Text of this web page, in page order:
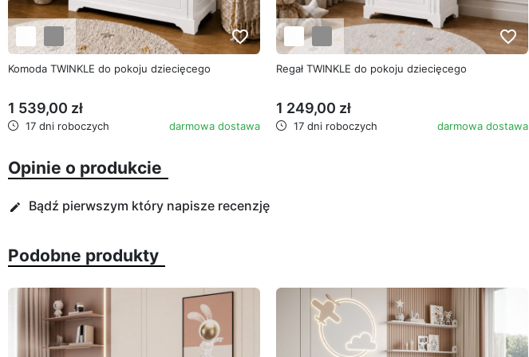
favorite_border
Komoda TWINKLE do pokoju dziecięcego
1 539,00 zł
17 dni roboczych darmowa dostawa
favorite_border
Regał TWINKLE do pokoju dziecięcego
1 249,00 zł
17 dni roboczych darmowa dostawa
Opinie o produkcie
edit Bądź pierwszym który napisze recenzję
Podobne produkty